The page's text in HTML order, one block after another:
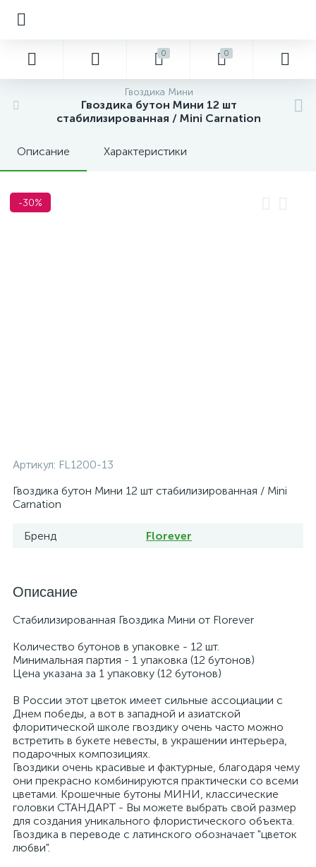
0 0
Гвоздика Мини
Гвоздика бутон Мини 12 шт
стабилизированная / Mini Carnation
Описание Характеристики
-30%
Артикул: FL1200-13
Гвоздика бутон Мини 12 шт стабилизированная / Mini
Carnation
Бренд Florever
Описание
Стабилизированная Гвоздика Мини от Florever
Количество бутонов в упаковке - 12 шт.
Минимальная партия - 1 упаковка (12 бутонов)
Цена указана за 1 упаковку (12 бутонов)
В России этот цветок имеет сильные ассоциации с
Днем победы, а вот в западной и азиатской
флоритической школе гвоздику очень часто можно
встретить в букете невесты, в украшении интерьера,
подарочных композициях.
Гвоздики очень красивые и фактурные, благодаря чему
они прекрасно комбинируются практически со всеми
цветами. Крошечные бутоны МИНИ, классические
головки СТАНДАРТ - Вы можете выбрать свой размер
для создания уникального флористического объекта.
Гвоздика в переводе с латинского обозначает "цветок
любви".